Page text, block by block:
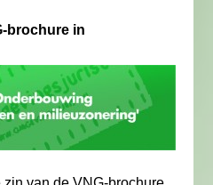
brochure in